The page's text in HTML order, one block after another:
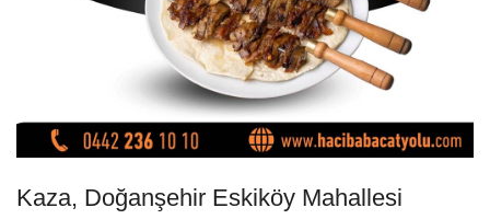
Kaza, Doğanşehir Eskiköy Mahallesi